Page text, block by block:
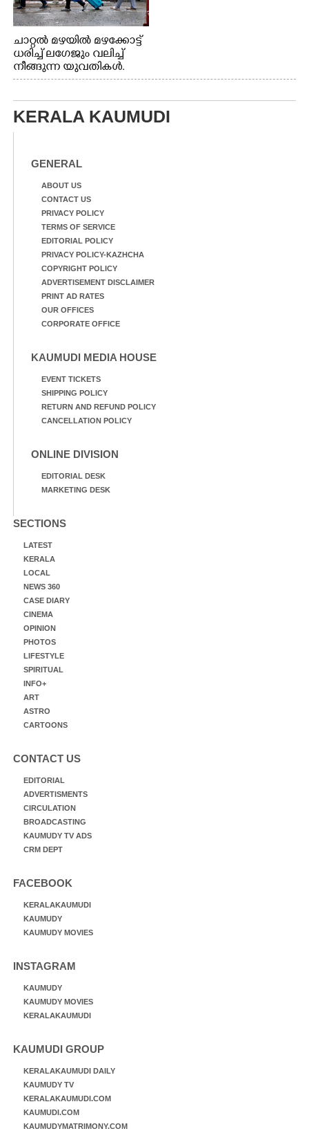
ചാറ്റൽ മഴയിൽ മഴക്കോട്ട്
ധരിച്ച് ലഗേജും വലിച്ച്
നീങ്ങുന്ന യുവതികൾ.
എറണാകുളം മേനകയിൽ
KERALA KAUMUDI
GENERAL
ABOUT US
CONTACT US
PRIVACY POLICY
TERMS OF SERVICE
EDITORIAL POLICY
PRIVACY POLICY-KAZHCHA
COPYRIGHT POLICY
ADVERTISEMENT DISCLAIMER
PRINT AD RATES
OUR OFFICES
CORPORATE OFFICE
KAUMUDI MEDIA HOUSE
EVENT TICKETS
SHIPPING POLICY
RETURN AND REFUND POLICY
CANCELLATION POLICY
ONLINE DIVISION
EDITORIAL DESK
MARKETING DESK
SECTIONS
LATEST
KERALA
LOCAL
NEWS 360
CASE DIARY
CINEMA
OPINION
PHOTOS
LIFESTYLE
SPIRITUAL
INFO+
ART
ASTRO
CARTOONS
CONTACT US
EDITORIAL
ADVERTISMENTS
CIRCULATION
BROADCASTING
KAUMUDY TV ADS
CRM DEPT
FACEBOOK
KERALAKAUMUDI
KAUMUDY
KAUMUDY MOVIES
INSTAGRAM
KAUMUDY
KAUMUDY MOVIES
KERALAKAUMUDI
KAUMUDI GROUP
KERALAKAUMUDI DAILY
KAUMUDY TV
KERALAKAUMUDI.COM
KAUMUDI.COM
KAUMUDYMATRIMONY.COM